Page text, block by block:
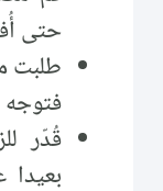
حتى
طلبت
فتوجه
قُدّر